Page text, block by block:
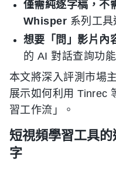
僅需純逐字稿，不
Whisper 系列工具
想要「問」影片內
的 AI 對話查詢功
本文將深入評測市場
展示如何利用 Tinrec
習工作流」。
短視頻學習工具
字